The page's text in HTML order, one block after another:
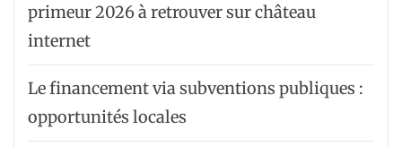
primeur 2026 à retrouver sur château
internet
Le financement via subventions publiques :
opportunités locales